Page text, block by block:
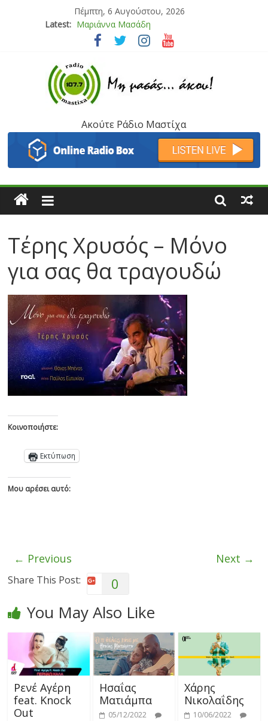
Πέμπτη, 6 Αυγούστου, 2026
Latest: Μαριάννα Μασάδη
Τάνια Μπρεάζου
Μάνος Τρυπιάς & Γιώργος Στρατάκης
Ιορδάνης Αγαπητός
Ακούτε Ράδιο Μαστίχα
Τέρης Χρυσός – Μόνο
για σας θα τραγουδώ
Κοινοποιήστε:
Εκτύπωση
Μου αρέσει αυτό:
← Previous Next →
Share This Post: 0
You May Also Like
Ρενέ Αγέρη
feat. Knock
Out
Ησαΐας
Ματιάμπα
05/12/2022
Χάρης
Νικολαΐδης
10/06/2022